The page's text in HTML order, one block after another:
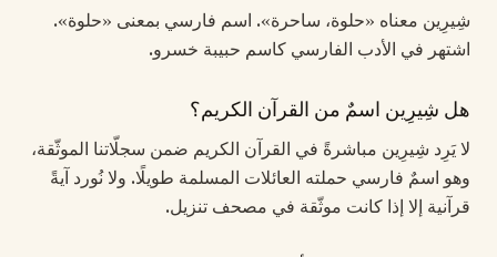
شِيرِين معناه «حلوة، ساحرة». اسم فارسي بمعنى «حلوة».
اشتهر في الأدب الفارسي كاسم حبيبة خسرو.
هل شِيرِين اسمٌ من القرآن الكريم؟
لا يَرِد شِيرِين مباشرةً في القرآن الكريم ضمن سجلّاتنا الموثّقة،
وهو اسمٌ فارسي حملته العائلات المسلمة طويلًا. ولا نُورد آيةً
قرآنية إلا إذا كانت موثّقة في مصحف تنزيل.